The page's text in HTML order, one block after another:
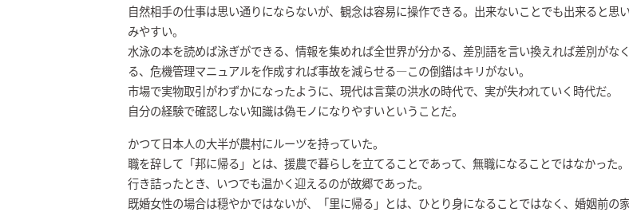
自然相手の仕事は思い通りにならないが、観念は容易に操作できる。出来ないことでも出来ると思
みやすい。
水泳の本を読めば泳ぎができる、情報を集めれば全世界が分かる、差別語を言い換えれば差別がな
る、危機管理マニュアルを作成すれば事故を減らせる―この倒錯はキリがない。
市場で実物取引がわずかになったように、現代は言葉の洪水の時代で、実が失われていく時代だ。
自分の経験で確認しない知識は偽モノになりやすいということだ。
かつて日本人の大半が農村にルーツを持っていた。
職を辞して「邦に帰る」とは、援農で暮らしを立てることであって、無職になることではなかった。
行き詰ったとき、いつでも温かく迎えるのが故郷であった。
既婚女性の場合は穏やかではないが、「里に帰る」とは、ひとり身になることではなく、婚姻前の